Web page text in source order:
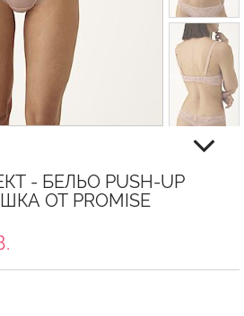
- БЕЛЬО PUSH-UP
ОТ PROMISE